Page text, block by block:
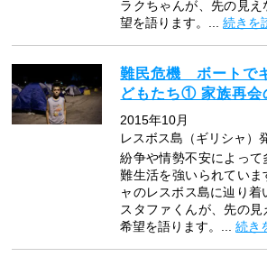
ラクちゃんが、先の見
望を語ります。...続きを
難民危機 ボートで
どもたち① 家族再会
2015年10月
レスボス島（ギリシャ）
紛争や情勢不安によって
難生活を強いられていま
ャのレスボス島に辿り着
スタファくんが、先の
希望を語ります。...続き